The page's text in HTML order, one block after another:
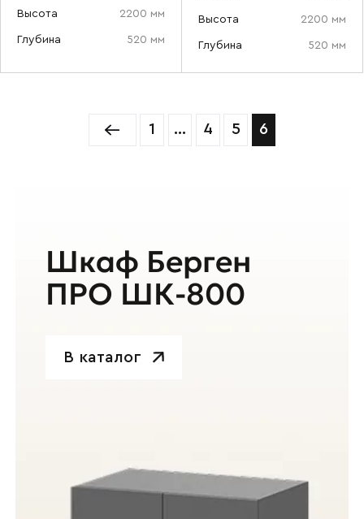
Шкаф Берген
ПРО ШК-800
В каталог
Высота 2200 мм
Глубина 520 мм
Высота 2200 мм
Глубина 520 мм
1 … 4 5 6